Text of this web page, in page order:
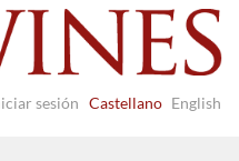
sesión Castellano English